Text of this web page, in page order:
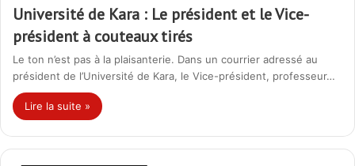
Université de Kara : Le président et le Vice-
président à couteaux tirés
Le ton n’est pas à la plaisanterie. Dans un courrier adressé au
président de l’Université de Kara, le Vice-président, professeur…
Lire la suite »